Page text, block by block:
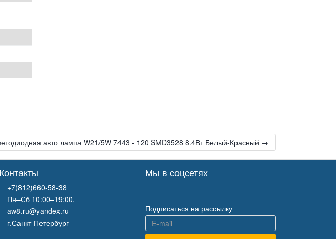
авто лампа W21/5W 7443 - 120 SMD3528 8.4Вт Белый-Красный →
Контакты
+7(812)660-58-38
Пн–Сб 10:00–19:00,
aw8.ru@yandex.ru
г.Санкт-Петербург
Мы в соцсетях
Подписаться на рассылку